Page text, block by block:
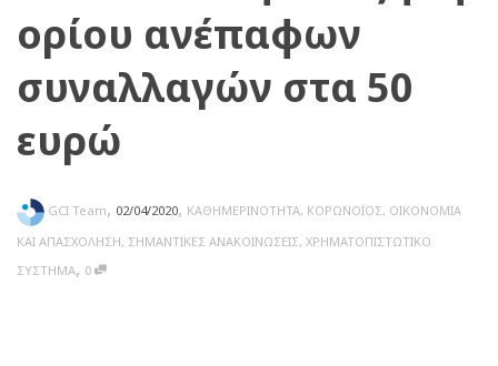
ορίου ανέπαφων
συναλλαγών στα 50
ευρώ
GCI Team, 02/04/2020, ΚΑΘΗΜΕΡΙΝΟΤΗΤΑ, ΚΟΡΩΝΟΪΟΣ, ΟΙΚΟΝΟΜΙΑ
ΚΑΙ ΑΠΑΣΧΟΛΗΣΗ, ΣΗΜΑΝΤΙΚΕΣ ΑΝΑΚΟΙΝΩΣΕΙΣ, ΧΡΗΜΑΤΟΠΙΣΤΩΤΙΚΟ
ΣΥΣΤΗΜΑ, 0